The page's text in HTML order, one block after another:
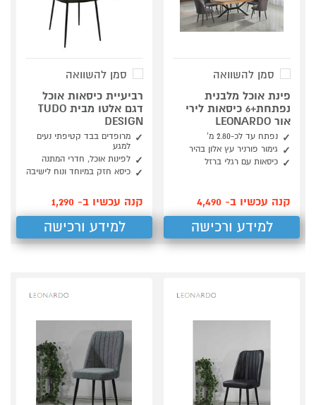
סמן להשוואה
פינת אוכל מלבנית
נפתחת+6 כיסאות לירי
אור LEONARDO
נפתח עד לכ-2.80 מ’
גימור פורניר עץ אלון בהיר
כיסאות עם רגלי ברזל
קנה עכשיו ב- 4,490
למידע ורכישה
סמן להשוואה
רביעיית כיסאות אוכל
דגם אלטו מבית TUDO
DESIGN
מרופדים בבד קטיפתי נעים
למגע
לפינות אוכל, חדרי המתנה
כיסא חזק במיוחד ונוח לישיבה
קנה עכשיו ב- 1,290
למידע ורכישה